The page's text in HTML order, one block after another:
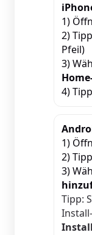
1)
2)
Pfeil)
3)
4)
1)
2)
3)
Tipp: